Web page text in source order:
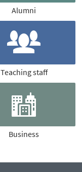
Alumni
Teaching staff
Business